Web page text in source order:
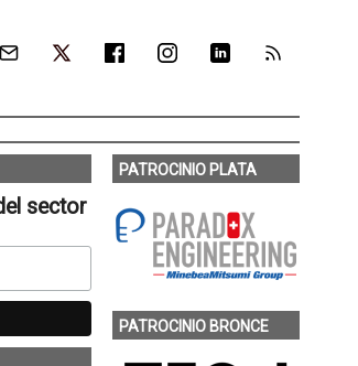
sector
PATROCINIO PLATA
PATROCINIO BRONCE